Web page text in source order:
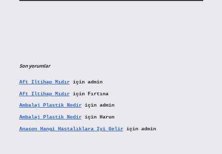
Son yorumlar
Aft Iltihap Mıdıriçin admin
Aft Iltihap Mıdıriçin Fırtına
Ambalaj Plastik Nediriçin admin
Ambalaj Plastik Nediriçin Harun
Anason Hangi Hastalıklara Iyi Geliriçin admin